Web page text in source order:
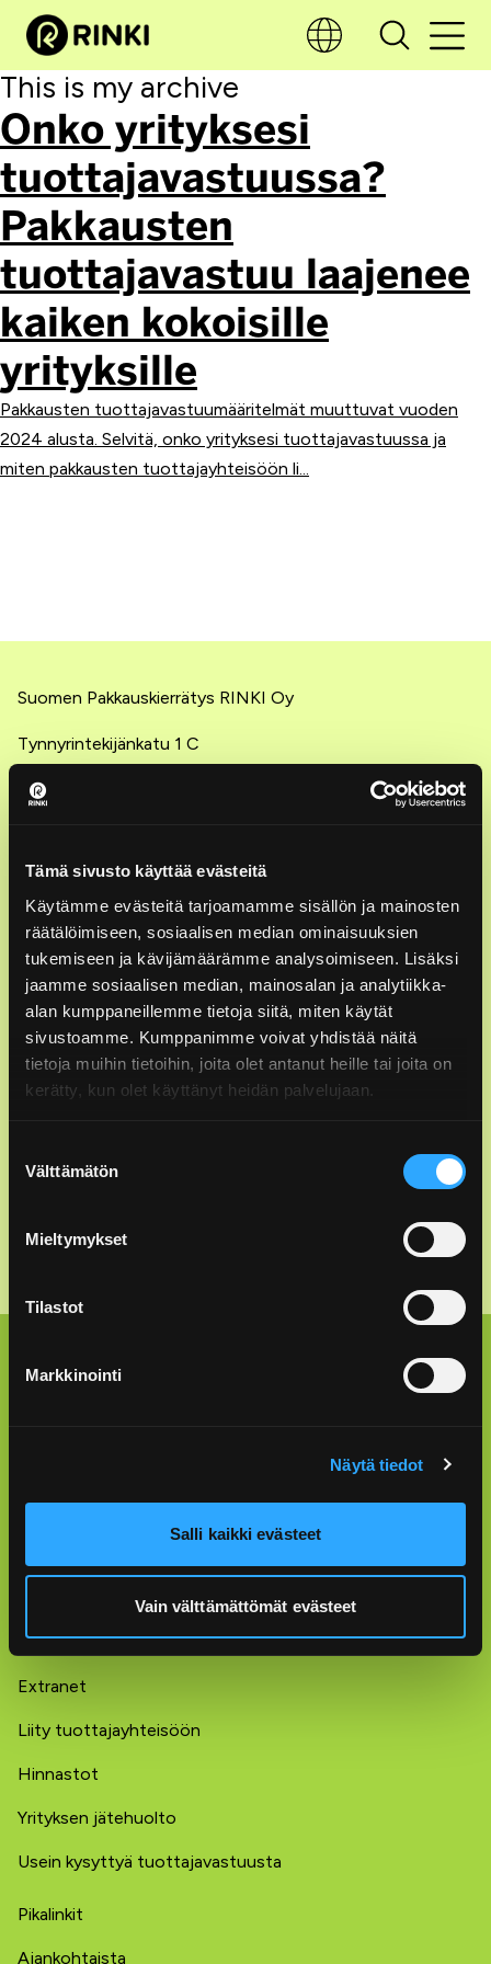
Tämä sivusto käyttää evästeitä
Käytämme evästeitä tarjoamamme sisällön ja mainosten
räätälöimiseen, sosiaalisen median ominaisuuksien
tukemiseen ja kävijämäärämme analysoimiseen. Lisäksi
jaamme sosiaalisen median, mainosalan ja analytiikka-
alan kumppaneillemme tietoja siitä, miten käytät
sivustoamme. Kumppanimme voivat yhdistää näitä
tietoja muihin tietoihin, joita olet antanut heille tai joita on
kerätty, kun olet käyttänyt heidän palvelujaan.
valinta
Välttämätön
Mieltymykset
Tilastot
Markkinointi
Näytä tiedot
Salli kaikki evästeet
Vain välttämättömät evästeet
This is my archive
Onko yrityksesi
tuottajavastuussa?
Pakkausten
tuottajavastuu laajenee
kaiken kokoisille
yrityksille
Pakkausten tuottajavastuumääritelmät muuttuvat vuoden
2024 alusta. Selvitä, onko yrityksesi tuottajavastuussa ja
miten pakkausten tuottajayhteisöön li...
Suomen Pakkauskierrätys RINKI Oy
Tynnyrintekijänkatu 1 C
Asiakaspalvelu: ekopisteet ja lajittelu
0800 133 888
ark. 7–21, la 9–18 (maksuton)
asiakaspalvelu@rinkiin.fi
Asiakaspalvelu: pakkausten tuottajavastuu
09 6162 3500
Lajittelu kotona
Pakkausten kierrätys
Yritysten tuottajavastuu
Extranet
Liity tuottajayhteisöön
Hinnastot
Yrityksen jätehuolto
Usein kysyttyä tuottajavastuusta
Pikalinkit
Ajankohtaista